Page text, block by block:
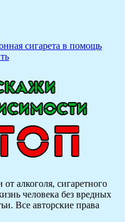
сигарета в помощь
алкоголя, сигаретного
человека без вредных
Все авторские права